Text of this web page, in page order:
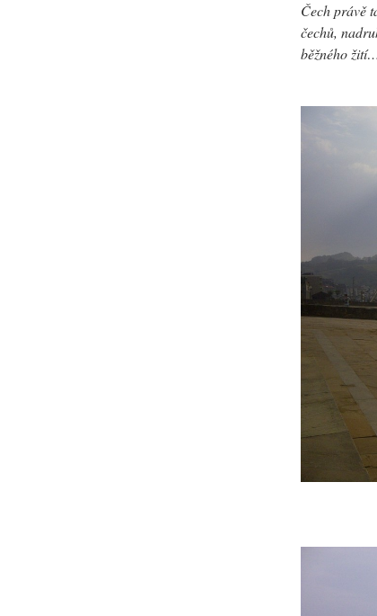
Čech právě
čechů,
běžného